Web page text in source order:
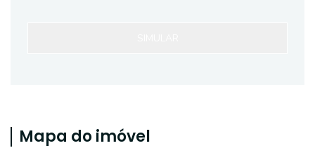
Mapa do imóvel